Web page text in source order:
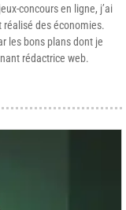
concours en ligne, j’ai
des économies.
les bons plans dont je
rédactrice web.